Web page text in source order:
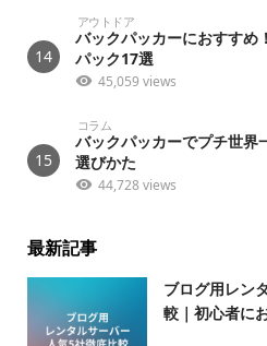
14
アウトドア
バックパッカーにおすすめ
パック17選
45,059 views
15
コラム
バックパッカーでプチ世界
選びかた
44,728 views
最新記事
ブログ用レン
較｜初心者に